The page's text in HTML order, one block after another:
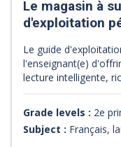
Le magasin à
d'exploitation
Le guide
l'enseignant(e)
lecture intelligente,
lecture et le plaisir
Grade levels : 2e
Subject : Français,